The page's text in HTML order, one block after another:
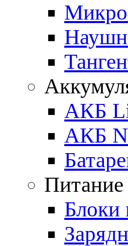
АКБ
АКБ
Питание
Блоки